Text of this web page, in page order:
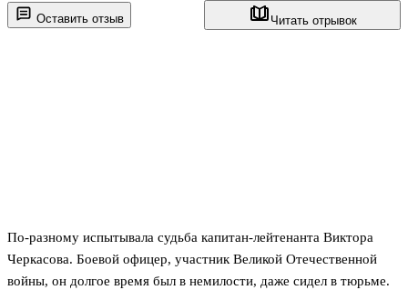
Оставить отзыв Читать отрывок
По-разному испытывала судьба капитан-лейтенанта Виктора
Черкасова. Боевой офицер, участник Великой Отечественной
войны, он долгое время был в немилости, даже сидел в тюрьме.